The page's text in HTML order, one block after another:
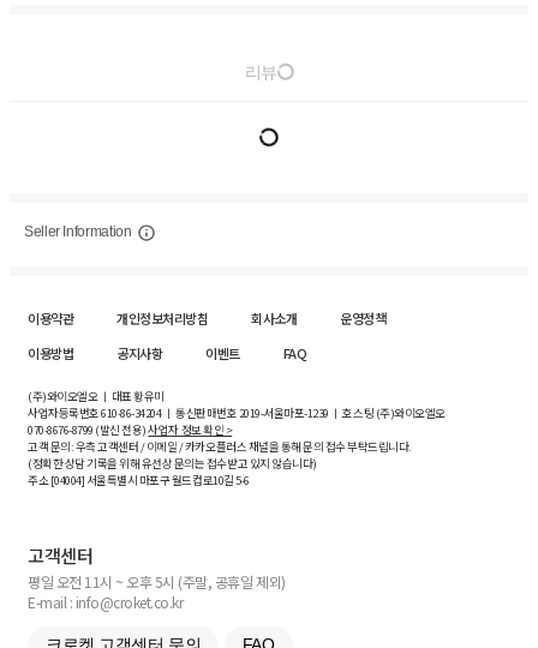
리뷰
Seller Information
이용약관 개인정보처리방침 회사소개
운영정책
이용방법
공지사항 이벤트 FAQ
(주)와이오엘오 ㅣ 대표 황유미
사업자등록번호610-86-34204ㅣ 통신판매번호 2019-서울마포-1239 ㅣ 호스팅 (주)와이오엘오
070-8676-8799 (발신 전용)사업자 정보 확인 >
고객 문의: 우측 고객센터 / 이메일 / 카카오플러스 채널을 통해 문의 접수 부탁드립니다.
(정확한 상담 기록을 위해 유선상 문의는 접수받고 있지 않습니다)
주소 [04004] 서울특별시 마포구 월드컵로10길5-6
고객센터
평일 오전 11시 ~ 오후 5시 (주말, 공휴일 제외)
E-mail : info@croket.co.kr